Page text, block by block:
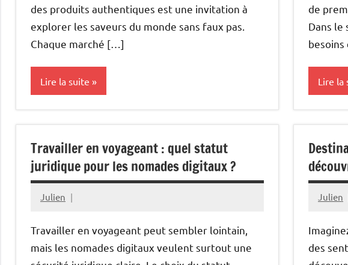
des produits authentiques est une invitation à
explorer les saveurs du monde sans faux pas.
Chaque marché […]
Lire la suite
de
Dans le
Lire la
Travailler en voyageant : quel statut
juridique pour les nomades digitaux ?
décembre
2025
Julien
Travailler en voyageant peut sembler lointain,
mais les nomades digitaux veulent surtout une
2025
Julien
des